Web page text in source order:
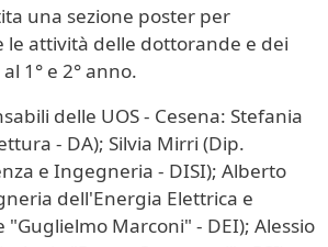
una sezione poster per
le attività delle dottorande e dei
1° e 2° anno.
delle UOS - Cesena: Stefania
- DA); Silvia Mirri (Dip.
e Ingegneria - DISI); Alberto
dell'Energia Elettrica e
Marconi" - DEI); Alessio